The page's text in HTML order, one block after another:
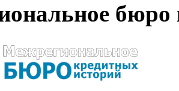
бюро